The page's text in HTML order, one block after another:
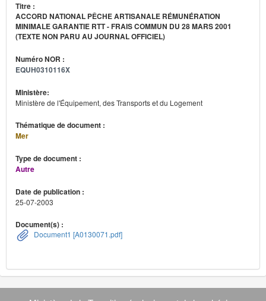
Titre :
ACCORD NATIONAL PÊCHE ARTISANALE RÉMUNÉRATION
MINIMALE GARANTIE RTT - FRAIS COMMUN DU 28 MARS 2001
(TEXTE NON PARU AU JOURNAL OFFICIEL)
Numéro NOR :
EQUH0310116X
Ministère:
Ministère de l'Équipement, des Transports et du Logement
Thématique de document :
Mer
Type de document :
Autre
Date de publication :
25-07-2003
Document(s) :
Document1 [A0130071.pdf]
Navigation